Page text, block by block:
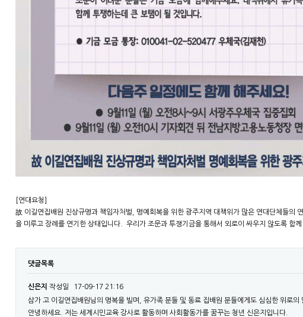
[연대요청]
故 이길연집배원 진상규명과 책임자처벌, 명예회복을 위한 광주지역 대책위가 많은 연대단체들의
을 미루고 장례를 연기한 상태입니다. 우리가 조문과 투쟁기금을 통해서 외로이 싸우지 않도록 함
댓글목록
신은지 작성일
17-09-17 21:16
삼가 고 이길연집배원님의 명복을 빌며, 유가족 분들 및 동료 집배원 분들에게도 심심한 위로의
안녕하세요. 저는 세계시민교육 강사로 활동하며 사회활동가를 꿈꾸는 청년 신은지입니다.